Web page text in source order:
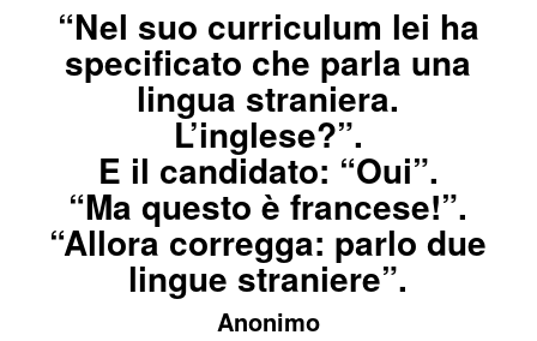
“Nel suo curriculum lei ha
specificato che parla una
lingua straniera.
L’inglese?”.
E il candidato: “Oui”.
“Ma questo è francese!”.
“Allora corregga: parlo due
lingue straniere”.
Anonimo